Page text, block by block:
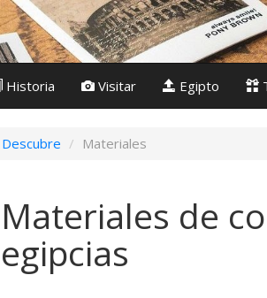
Historia Visitar Egipto
Descubre Materiales
Materiales de
egipcias